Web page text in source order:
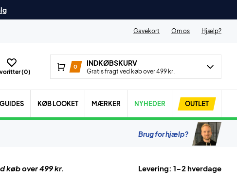
Gavekort Om os Hjælp?
(0)
0 INDKØBSKURV
Gratis fragt ved køb over 499 kr.
GUIDES KØB LOOKET MÆRKER NYHEDER OUTLET
Brug for hjælp?
køb over 499 kr. Levering: 1-2 hverdage